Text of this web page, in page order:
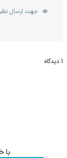
جهت ارسال
1 دیدگاه
با